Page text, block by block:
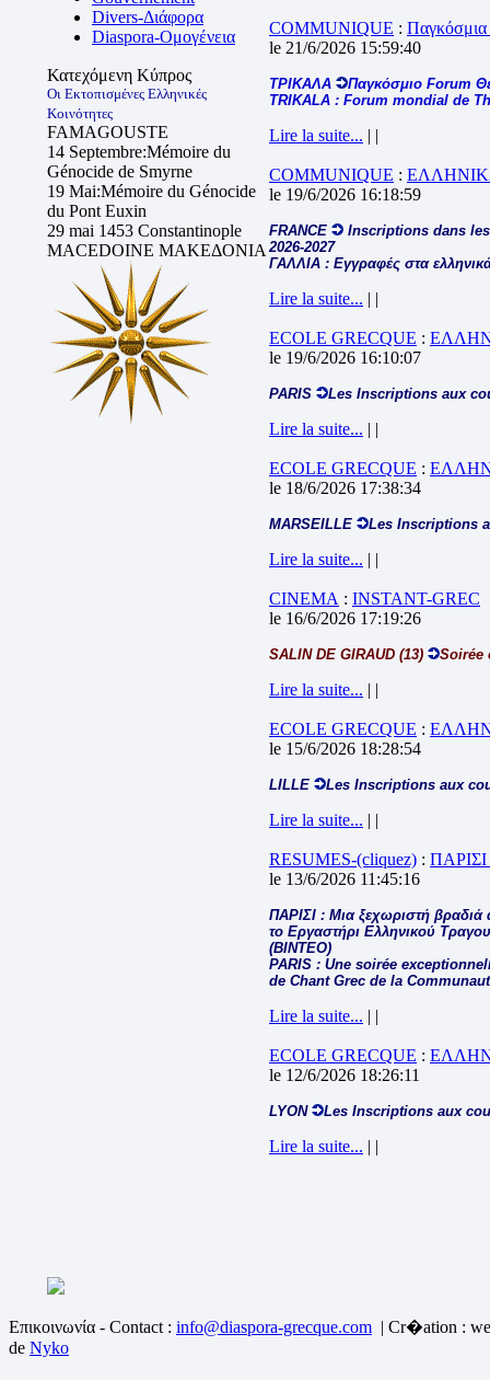
Divers-Διάφορα
Diaspora-Ομογένεια
Κατεχόμενη Κύπρος
Οι Εκτοπισμένες Ελληνικές
Κοινότητες
FAMAGOUSTE
14 Septembre:Mémoire du
Génocide de Smyrne
19 Mai:Mémoire du Génocide
du Pont Euxin
29 mai 1453 Constantinople
MACEDOINE ΜΑΚΕΔΟΝΙΑ
COMMUNIQUE :
le 21/6/2026 15:59:40
ΤΡΙΚΑΛΑ
Παγκόσμιο Forum
TRIKALA : Forum mondial de
Lire la suite... | |
COMMUNIQUE :
le 19/6/2026 16:18:59
FRANCE
Inscriptions dans
2026-2027
ΓΑΛΛΙΑ : Εγγραφές στα
Lire la suite... | |
ECOLE GRECQUE :
le 19/6/2026 16:10:07
PARIS Les Inscriptions aux
Lire la suite... | |
ECOLE GRECQUE :
le 18/6/2026 17:38:34
MARSEILLE Les Inscriptions
Lire la suite... | |
CINEMA : INSTANT-GREC
le 16/6/2026 17:19:26
SALIN DE GIRAUD (13) Soirée
Lire la suite... | |
ECOLE GRECQUE :
le 15/6/2026 18:28:54
LILLE Les Inscriptions aux
Lire la suite... | |
RESUMES-(cliquez) : ΠΑΡΙΣΙ
le 13/6/2026 11:45:16
ΠΑΡΙΣΙ : Μια ξεχωριστή βραδιά
το Εργαστήρι Ελληνικού
(ΒΙΝΤΕΟ)
PARIS : Une soirée
de Chant Grec de la
Lire la suite... | |
ECOLE GRECQUE :
le 12/6/2026 18:26:11
LYON Les Inscriptions aux
Lire la suite... | |
Επικοινωνία - Contact : info@diaspora-grecque.com | Cr�ation :
de Nyko